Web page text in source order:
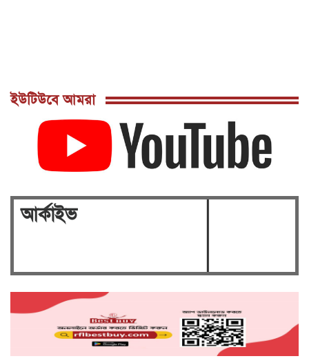
মিরপুরে রাজউকের মোবাইল কোর্টে ৭টি ভবনে উচ্ছেদ
: ৭লক্ষ টাকা জরিমানাসহ বৈদ্যুতিক মিটার জব্দ
গুলশানে রাজউকের মোবাইল কোর্টে ৭টি হোটেল ও
সেলুন সীলগালা, ৯ নারী ও ৫ পুরুষ আটক
রাজধানীর মানিকদী ও মাটিকাটায় রাজউক এর
ঢাকা ১৭ আসনে নির্বাচন প্রার্থীতা প্রত্যাশী বিএনপি'র
ত্যাগী যুব নেতা মাহমুদুল আলম সোহাগ।
ইউটিউবে আমরা
আর্কাইভ